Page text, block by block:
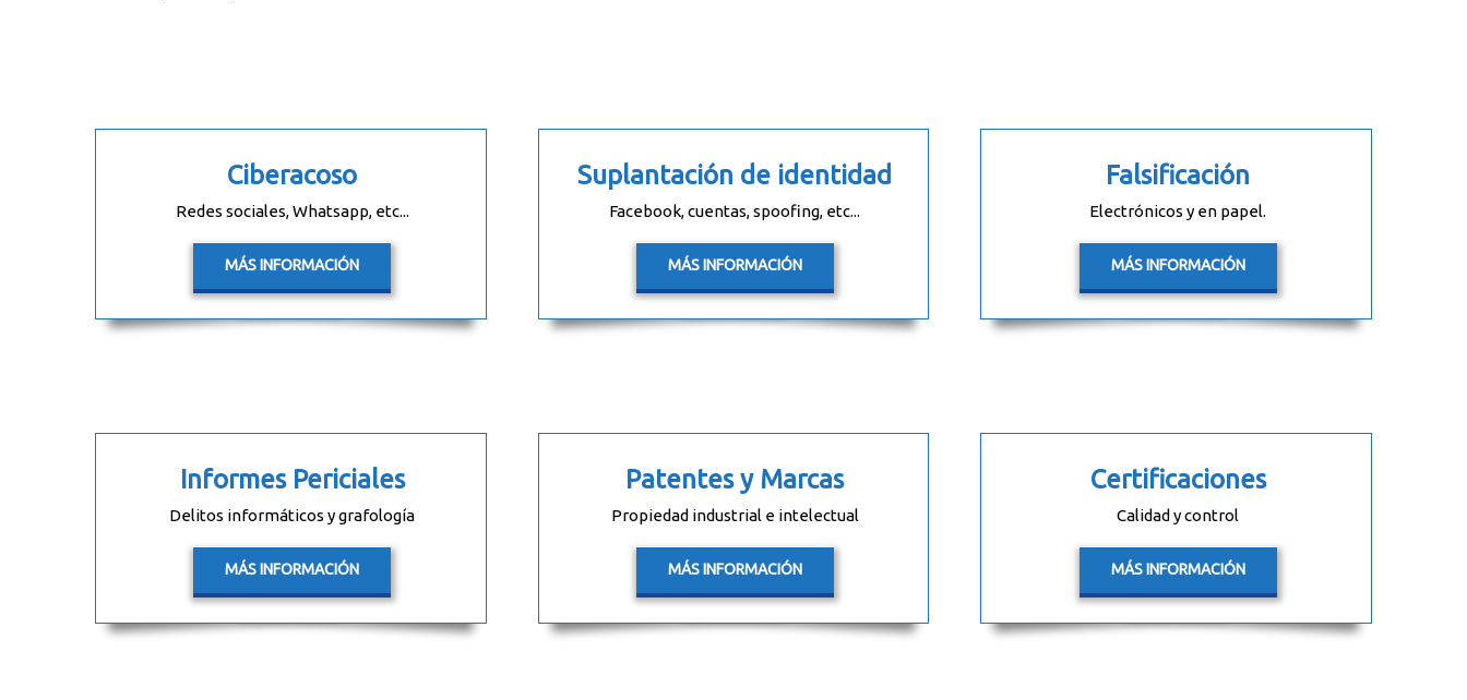
Ciberacoso
Redes sociales, Whatsapp, etc...
MÁS INFORMACIÓN
Suplantación de identidad
Facebook, cuentas, spoofing, etc...
MÁS INFORMACIÓN
Falsificación
Electrónicos y en papel.
MÁS INFORMACIÓN
Informes Periciales
Delitos informáticos y grafología
MÁS INFORMACIÓN
Patentes y Marcas
Propiedad industrial e intelectual
MÁS INFORMACIÓN
Certificaciones
Calidad y control
MÁS INFORMACIÓN